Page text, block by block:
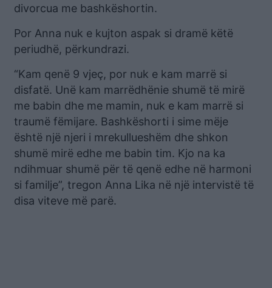
divorcua me bashkëshortin.
Por Anna nuk e kujton aspak si dramë këtë
periudhë, përkundrazi.
“Kam qenë 9 vjeç, por nuk e kam marrë si
disfatë. Unë kam marrëdhënie shumë të mirë
me babin dhe me mamin, nuk e kam marrë si
traumë fëmijare. Bashkëshorti i sime mëje
është një njeri i mrekullueshëm dhe shkon
shumë mirë edhe me babin tim. Kjo na ka
ndihmuar shumë për të qenë edhe në harmoni
si familje”, tregon Anna Lika në një intervistë të
disa viteve më parë.